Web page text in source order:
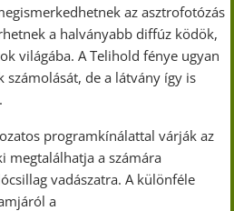
az asztrofotózás
a halványabb diffúz ködök,
világába. A Telihold fénye ugyan
de a látvány így is
programkínálattal várják az
megtalálhatja a számára
vadászatra. A különféle
a